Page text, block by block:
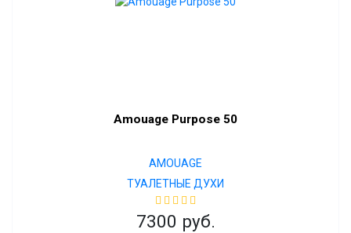
Amouage Purpose 50
AMOUAGE
ТУАЛЕТНЫЕ ДУХИ
7300 руб.